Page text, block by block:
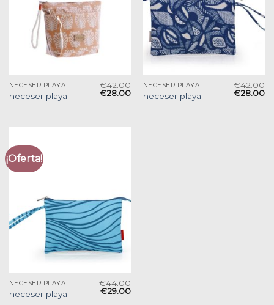
NECESER PLAYA
neceser playa
€42.00
€28.00
NECESER PLAYA
neceser playa
€42.00
€28.00
¡Oferta!
NECESER PLAYA
neceser playa
€44.00
€29.00